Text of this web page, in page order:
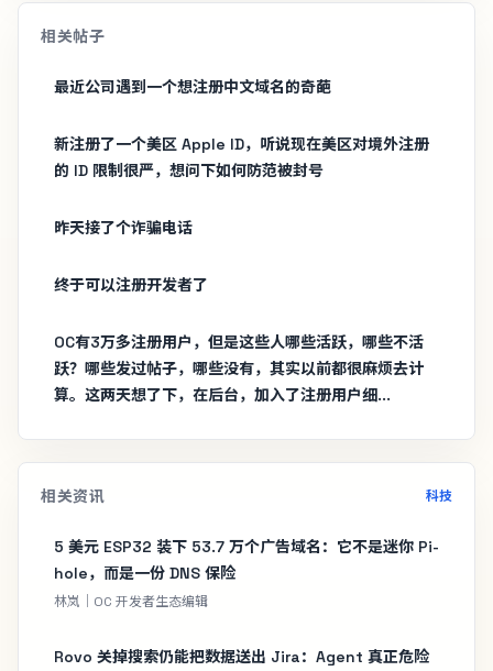
相关帖子
最近公司遇到一个想注册中文域名的奇葩
新注册了一个美区 Apple ID，听说现在美区对境外注册
的 ID 限制很严，想问下如何防范被封号
昨天接了个诈骗电话
终于可以注册开发者了
OC有3万多注册用户，但是这些人哪些活跃，哪些不活
跃？哪些发过帖子，哪些没有，其实以前都很麻烦去计
算。这两天想了下，在后台，加入了注册用户细...
相关资讯 科技
5 美元 ESP32 装下 53.7 万个广告域名：它不是迷你 Pi-
hole，而是一份 DNS 保险
林岚｜OC 开发者生态编辑
Rovo 关掉搜索仍能把数据送出 Jira：Agent 真正危险